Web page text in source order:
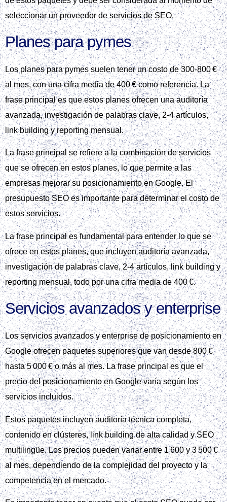
seleccionar un proveedor de servicios de SEO.
Planes para pymes
Los planes para pymes suelen tener un costo de 300‑800 €
al mes, con una cifra media de 400 € como referencia. La
frase principal es que estos planes ofrecen una auditoría
avanzada, investigación de palabras clave, 2‑4 artículos,
link building y reporting mensual.
La frase principal se refiere a la combinación de servicios
que se ofrecen en estos planes, lo que permite a las
empresas mejorar su posicionamiento en Google. El
presupuesto SEO es importante para determinar el costo de
estos servicios.
La frase principal es fundamental para entender lo que se
ofrece en estos planes, que incluyen auditoría avanzada,
investigación de palabras clave, 2‑4 artículos, link building y
reporting mensual, todo por una cifra media de 400 €.
Servicios avanzados y enterprise
Los servicios avanzados y enterprise de posicionamiento en
Google ofrecen paquetes superiores que van desde 800 €
hasta 5 000 € o más al mes. La frase principal es que el
precio del posicionamiento en Google varía según los
servicios incluidos.
Estos paquetes incluyen auditoría técnica completa,
contenido en clústeres, link building de alta calidad y SEO
multilingüe. Los precios pueden variar entre 1 600 y 3 500 €
al mes, dependiendo de la complejidad del proyecto y la
competencia en el mercado.